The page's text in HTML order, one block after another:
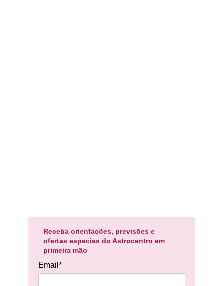
Receba orientações, previsões e
ofertas especias do Astrocentro em
primeira mão
Email*